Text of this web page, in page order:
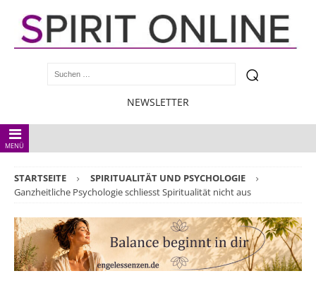
NEWSLETTER
MENÜ
STARTSEITE
SPIRITUALITÄT UND PSYCHOLOGIE
Ganzheitliche Psychologie schliesst Spiritualität nicht aus